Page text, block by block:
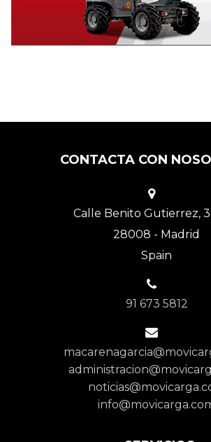
CONTACTA CON
Calle Benito Gutierrez,
28008 - Madrid
Spain
91 673 5812